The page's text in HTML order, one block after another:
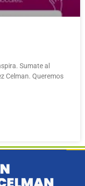
Sumate al
Celman. Queremos